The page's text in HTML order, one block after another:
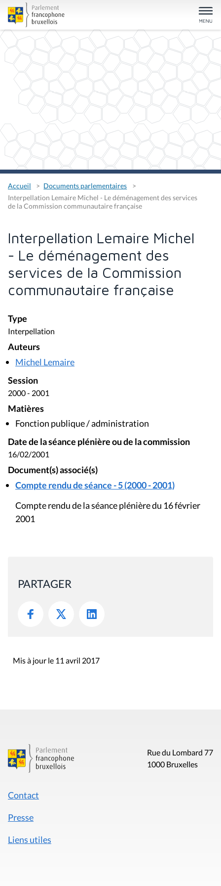
Accueil
Documents parlementaires
Interpellation Lemaire Michel - Le déménagement des services
de la Commission communautaire française
Interpellation Lemaire Michel
- Le déménagement des
services de la Commission
communautaire française
Type
Interpellation
Auteurs
Michel Lemaire
Session
2000 - 2001
Matières
Fonction publique / administration
Date de la séance plénière ou de la commission
16/02/2001
Document(s) associé(s)
Compte rendu de séance - 5 (2000 - 2001)
Compte rendu de la séance plénière du 16 février
2001
PARTAGER
Mis à jour le 11 avril 2017
Rue du Lombard 77
1000 Bruxelles
Contact
Presse
Liens utiles